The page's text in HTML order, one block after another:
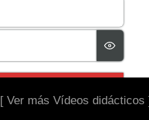
[ Ver más Vídeos didácticos